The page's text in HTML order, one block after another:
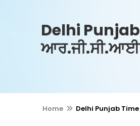
Delhi Punjab
ਆਰ.ਜੀ.ਸੀ.ਆਈ
Home Delhi Punjab Time